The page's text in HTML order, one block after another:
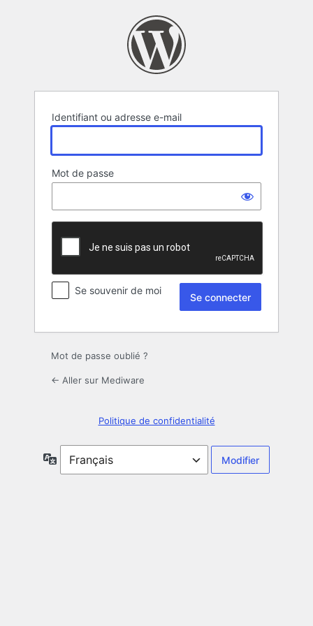
Identifiant ou adresse e-mail
Mot de passe
Se souvenir de moi
Mot de passe oublié ?
← Aller sur Mediware
Politique de confidentialité
Langue